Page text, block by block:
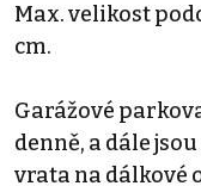
Max. velikost
cm.
Garážové
denně, a dále
vrata na dálkové